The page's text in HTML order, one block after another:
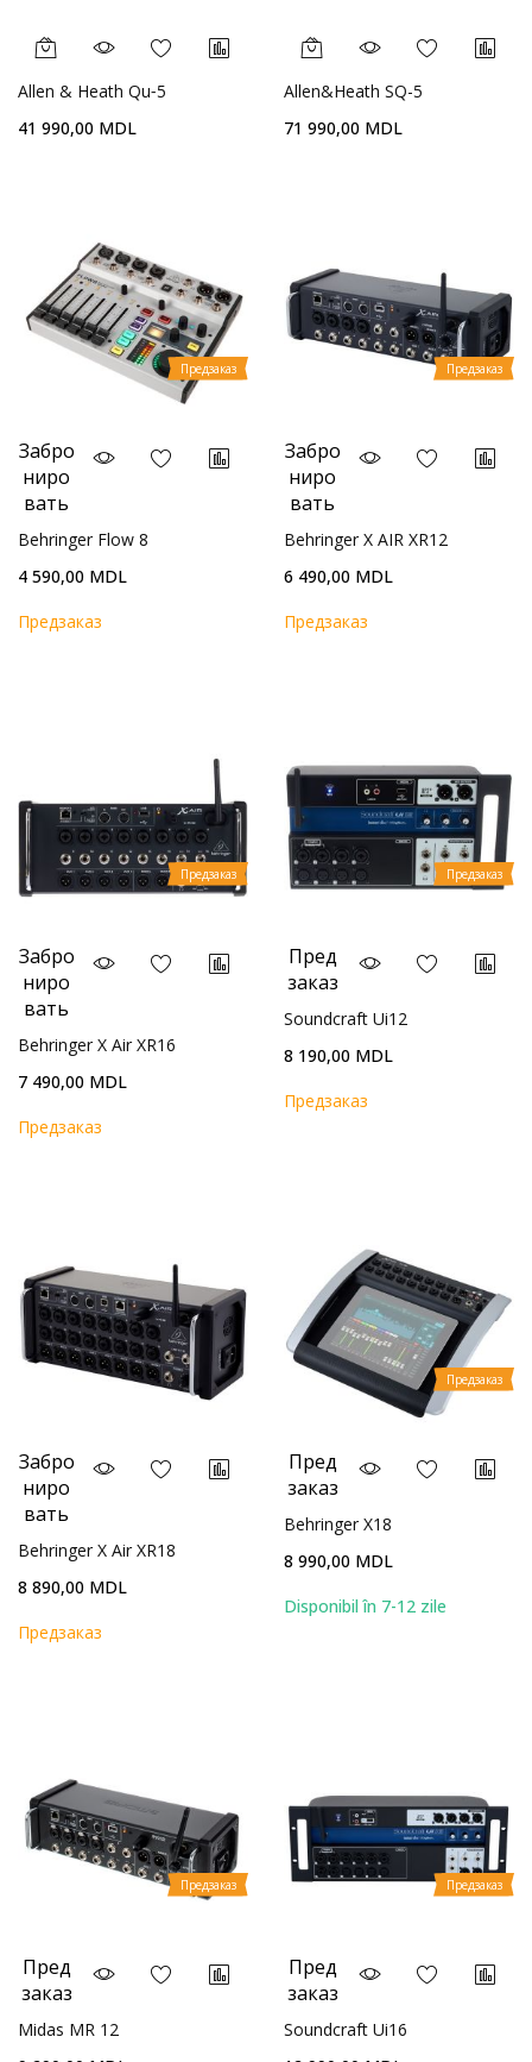
Allen & Heath Qu‑5
41 990,00 MDL
Allen&Heath SQ-5
71 990,00 MDL
Предзаказ
Забро
ниро
вать
Behringer Flow 8
4 590,00 MDL
Предзаказ
Предзаказ
Забро
ниро
вать
Behringer X AIR XR12
6 490,00 MDL
Предзаказ
Предзаказ
Забро
ниро
вать
Behringer X Air XR16
7 490,00 MDL
Предзаказ
Предзаказ
Пред
заказ
Soundcraft Ui12
8 190,00 MDL
Предзаказ
Забро
ниро
вать
Behringer X Air XR18
8 890,00 MDL
Предзаказ
Предзаказ
Пред
заказ
Behringer X18
8 990,00 MDL
Disponibil în 7-12 zile
Предзаказ
Пред
заказ
Midas MR 12
Предзаказ
Пред
заказ
Soundcraft Ui16